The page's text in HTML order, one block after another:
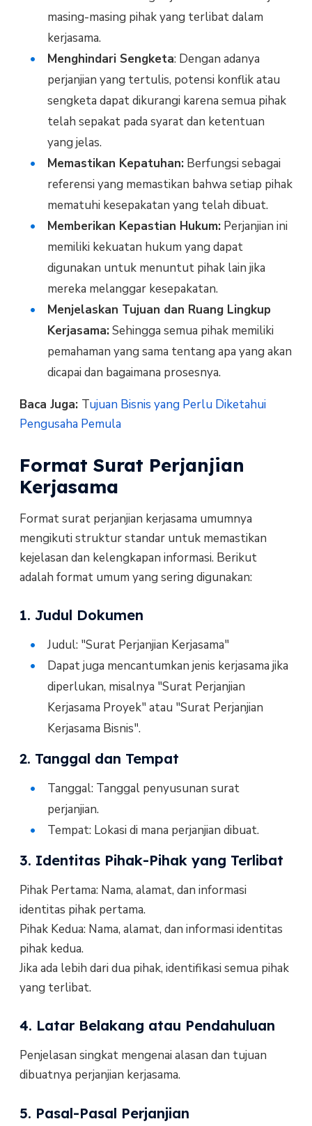
masing-masing pihak yang terlibat dalam
kerjasama.
Menghindari Sengketa: Dengan adanya
perjanjian yang tertulis, potensi konflik atau
sengketa dapat dikurangi karena semua pihak
telah sepakat pada syarat dan ketentuan
yang jelas.
Memastikan Kepatuhan:Berfungsi sebagai
referensi yang memastikan bahwa setiap pihak
mematuhi kesepakatan yang telah dibuat.
Memberikan Kepastian Hukum:Perjanjian ini
memiliki kekuatan hukum yang dapat
digunakan untuk menuntut pihak lain jika
mereka melanggar kesepakatan.
Menjelaskan Tujuan dan Ruang Lingkup
Kerjasama:Sehingga semua pihak memiliki
pemahaman yang sama tentang apa yang akan
dicapai dan bagaimana prosesnya.
Baca Juga: Tujuan Bisnis yang Perlu Diketahui
Pengusaha Pemula
Format Surat Perjanjian
Kerjasama
Format surat perjanjian kerjasama umumnya
mengikuti struktur standar untuk memastikan
kejelasan dan kelengkapan informasi. Berikut
adalah format umum yang sering digunakan:
1. Judul Dokumen
Judul: "Surat Perjanjian Kerjasama"
Dapat juga mencantumkan jenis kerjasama jika
diperlukan, misalnya "Surat Perjanjian
Kerjasama Proyek" atau "Surat Perjanjian
Kerjasama Bisnis".
2. Tanggal dan Tempat
Tanggal: Tanggal penyusunan surat
perjanjian.
Tempat: Lokasi di mana perjanjian dibuat.
3. Identitas Pihak-Pihak yang Terlibat
Pihak Pertama: Nama, alamat, dan informasi
identitas pihak pertama.
Pihak Kedua: Nama, alamat, dan informasi identitas
pihak kedua.
Jika ada lebih dari dua pihak, identifikasi semua pihak
yang terlibat.
4. Latar Belakang atau Pendahuluan
Penjelasan singkat mengenai alasan dan tujuan
dibuatnya perjanjian kerjasama.
5. Pasal-Pasal Perjanjian